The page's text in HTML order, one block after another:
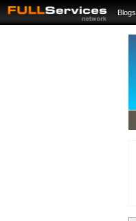
Blogs